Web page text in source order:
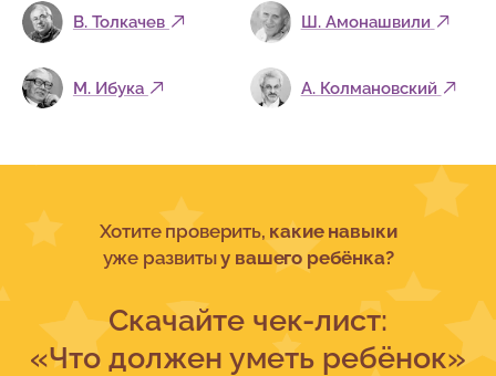
В. Толкачев
А. Колмановский
Ш. Амонашвили
М. Ибука
Хотите проверить, какие навыки
уже развитыу вашего ребёнка?
Скачайте чек-лист:
«Что должен уметь ребёнок»